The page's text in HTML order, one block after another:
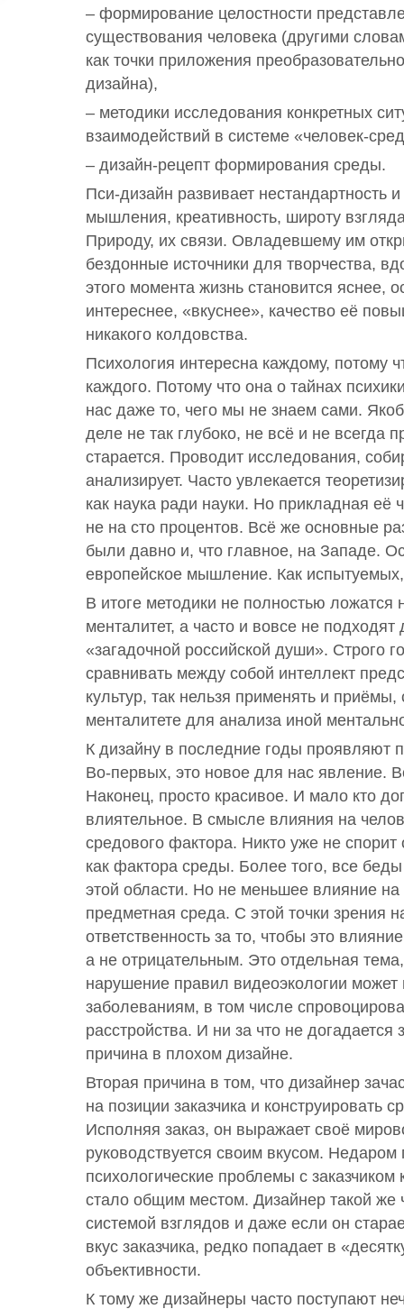
– формирование целостности
существования человека (другими
как точки приложения
дизайна),
– методики исследования конкретных
взаимодействий в системе «человек-
– дизайн-рецепт формирования среды.
Пси-дизайн развивает нестандартность
мышления, креативность, широту
Природу, их связи. Овладевшему им
бездонные источники для творчества,
этого момента жизнь становится яснее,
интереснее, «вкуснее», качество её
никакого колдовства.
Психология интересна каждому, потому
каждого. Потому что она о тайнах
нас даже то, чего мы не знаем сами.
деле не так глубоко, не всё и не всегда
старается. Проводит исследования,
анализирует. Часто увлекается
как наука ради науки. Но прикладная её
не на сто процентов. Всё же основные
были давно и, что главное, на Западе.
европейское мышление. Как испытуемых,
В итоге методики не полностью ложатся
менталитет, а часто и вовсе не
«загадочной российской души». Строго
сравнивать между собой интеллект
культур, так нельзя применять и
менталитете для анализа иной
К дизайну в последние годы проявляют
Во-первых, это новое для нас явление.
Наконец, просто красивое. И мало кто
влиятельное. В смысле влияния на
средового фактора. Никто уже не спорит
как фактора среды. Более того, все
этой области. Но не меньшее влияние на
предметная среда. С этой точки зрения
ответственность за то, чтобы это
а не отрицательным. Это отдельная
нарушение правил видеоэкологии может
заболеваниям, в том числе
расстройства. И ни за что не догадается
причина в плохом дизайне.
Вторая причина в том, что дизайнер
на позиции заказчика и конструировать
Исполняя заказ, он выражает своё
руководствуется своим вкусом.
психологические проблемы с
стало общим местом. Дизайнер такой же
системой взглядов и даже если он
вкус заказчика, редко попадает в
объективности.
К тому же дизайнеры часто поступают